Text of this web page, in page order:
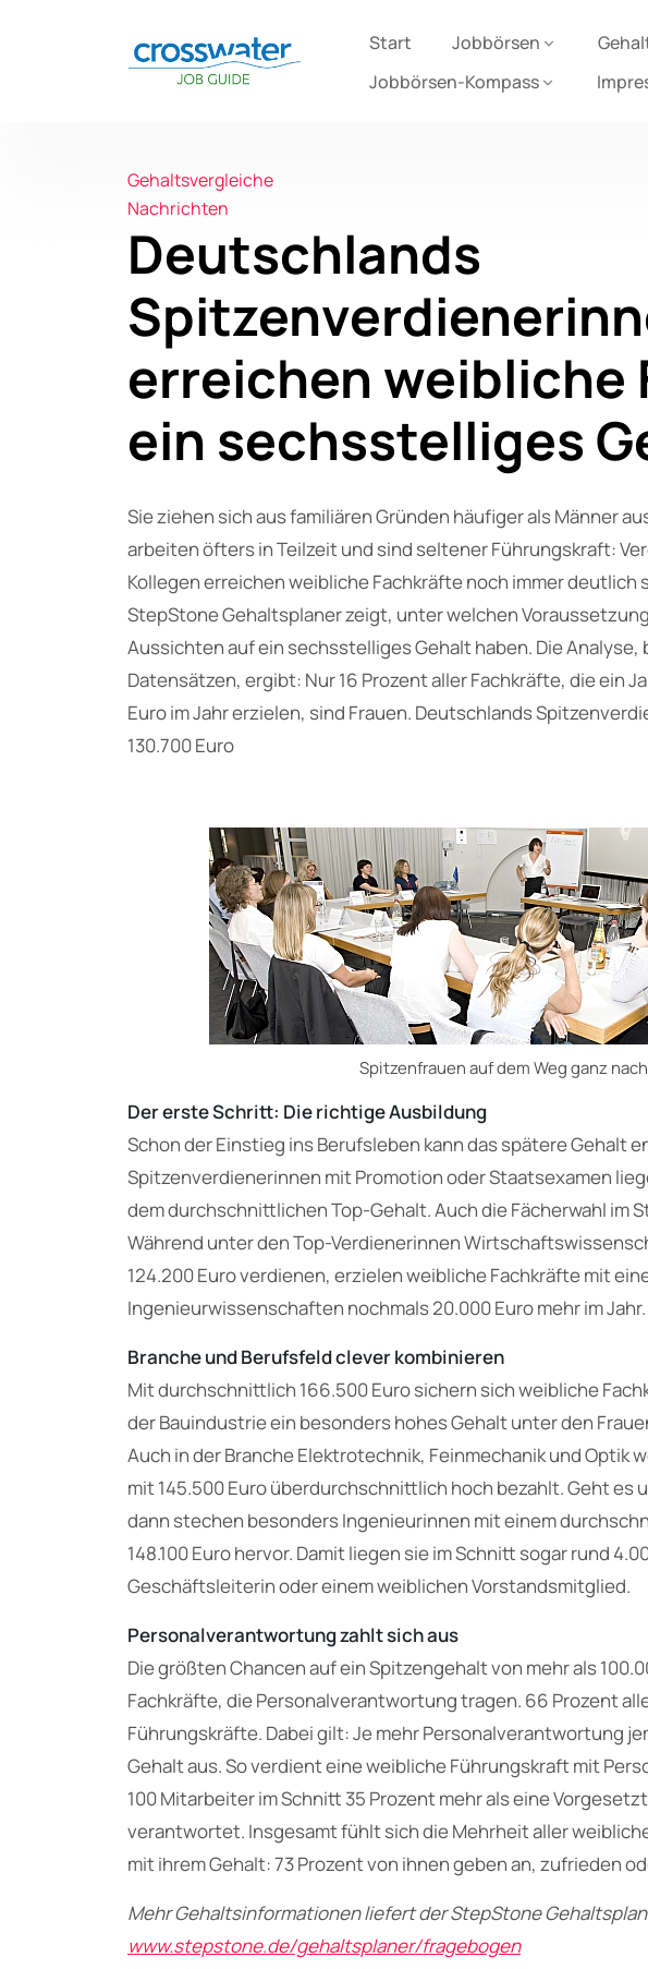
Start Jobbörsen
Jobbörsen-Kompass
Gehaltsvergleiche
Nachrichten
Deutschlands
erreichen weibliche
ein sechsstelliges
Sie ziehen sich aus familiären Gründen häufiger als Männer
arbeiten öfters in Teilzeit und sind seltener Führungskraft:
Kollegen erreichen weibliche Fachkräfte noch immer deutlich
StepStone Gehaltsplaner zeigt, unter welchen
Aussichten auf ein sechsstelliges Gehalt haben. Die Analyse,
Datensätzen, ergibt: Nur 16 Prozent aller Fachkräfte, die ein
Euro im Jahr erzielen, sind Frauen. Deutschlands
130.700 Euro
Spitzenfrauen auf dem Weg ganz
Der erste Schritt: Die richtige Ausbildung
Schon der Einstieg ins Berufsleben kann das spätere Gehalt
Spitzenverdienerinnen mit Promotion oder Staatsexamen
dem durchschnittlichen Top-Gehalt. Auch die Fächerwahl im
Während unter den Top-Verdienerinnen
124.200 Euro verdienen, erzielen weibliche Fachkräfte mit
Ingenieurwissenschaften nochmals 20.000 Euro mehr im Jahr.
Branche und Berufsfeld clever kombinieren
Mit durchschnittlich 166.500 Euro sichern sich weibliche
der Bauindustrie ein besonders hohes Gehalt unter den
Auch in der Branche Elektrotechnik, Feinmechanik und Optik
mit 145.500 Euro überdurchschnittlich hoch bezahlt. Geht es
dann stechen besonders Ingenieurinnen mit einem
148.100 Euro hervor. Damit liegen sie im Schnitt sogar rund
Geschäftsleiterin oder einem weiblichen Vorstandsmitglied.
Personalverantwortung zahlt sich aus
Die größten Chancen auf ein Spitzengehalt von mehr als
Fachkräfte, die Personalverantwortung tragen. 66 Prozent
Führungskräfte. Dabei gilt: Je mehr Personalverantwortung
Gehalt aus. So verdient eine weibliche Führungskraft mit
100 Mitarbeiter im Schnitt 35 Prozent mehr als eine
verantwortet. Insgesamt fühlt sich die Mehrheit aller
mit ihrem Gehalt: 73 Prozent von ihnen geben an, zufrieden
Mehr Gehaltsinformationen liefert der StepStone
www.stepstone.de/gehaltsplaner/fragebogen